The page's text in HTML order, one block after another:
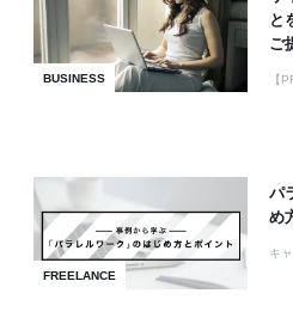
BUSINESS
と
ご
【
FREELANCE
パ
め
キ